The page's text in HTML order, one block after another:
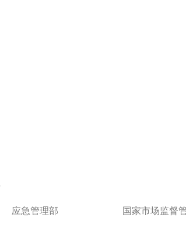
应急管理部 国家市场监督